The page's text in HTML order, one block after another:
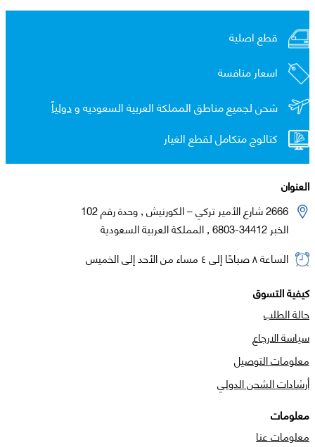
قطع اصلية
اسعار منافسة
شحن لجميع مناطق المملكة العربية السعوديه ودولياً
كتالوج متكامل لقطع الغيار
العنوان
2666 شارع الأمير تركي – الكورنيش , وحدة رقم 102
الخبر 34412-6803 , المملكة العربية السعودية
الساعة ٨ صباحًا إلى ٤ مساء من الأحد إلى الخميس
كيفية التسوق
حالة الطلب
سياسة الارجاع
معلومات التوصيل
أرشادات الشحن الدولي
معلومات
معلومات عنا